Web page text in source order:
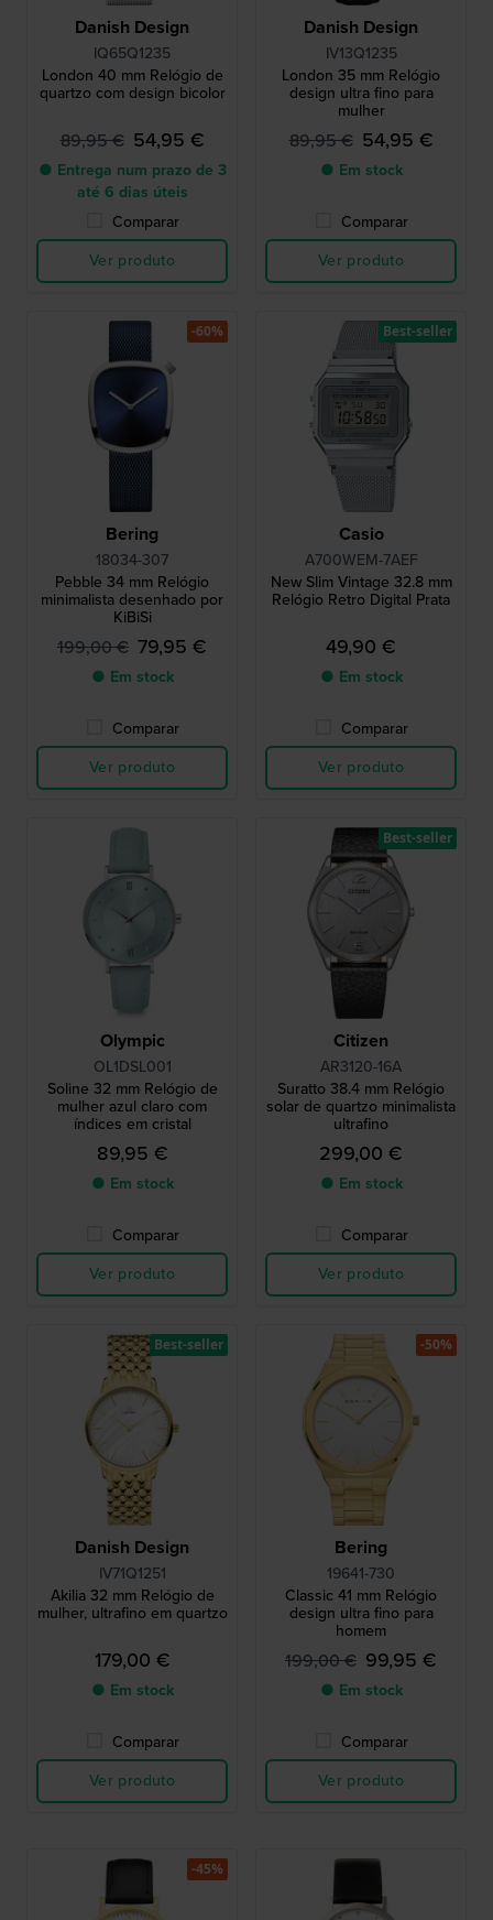
Danish Design
IQ65Q1235
London 40 mm Relógio de
quartzo com design bicolor
89,95 € 54,95 €
● Entrega num prazo de 3
até 6 dias úteis
Comparar
Ver produto
Danish Design
IV13Q1235
London 35 mm Relógio
design ultra fino para
mulher
89,95 € 54,95 €
● Em stock
Comparar
Ver produto
Bering
18034-307
Pebble 34 mm Relógio
minimalista desenhado por
KiBiSi
199,00 € 79,95 €
● Em stock
Comparar
Ver produto
-60%
Casio
A700WEM-7AEF
New Slim Vintage 32.8 mm
Relógio Retro Digital Prata
49,90 €
● Em stock
Comparar
Ver produto
Best-seller
Olympic
OL1DSL001
Soline 32 mm Relógio de
mulher azul claro com
índices em cristal
89,95 €
● Em stock
Comparar
Ver produto
Citizen
AR3120-16A
Suratto 38.4 mm Relógio
solar de quartzo minimalista
ultrafino
299,00 €
● Em stock
Comparar
Ver produto
Best-seller
Danish Design
IV71Q1251
Akilia 32 mm Relógio de
mulher, ultrafino em quartzo
179,00 €
● Em stock
Comparar
Ver produto
Best-seller
Bering
19641-730
Classic 41 mm Relógio
design ultra fino para
homem
199,00 € 99,95 €
● Em stock
Comparar
Ver produto
-50%
-45%